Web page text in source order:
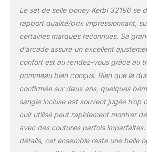
comprenant
tapis de
paire
de selle
avantageux
selle de
qualité et
convient
aux
soucieux
rapport
Le set de selle poney Kerbl 32196 se
rapport qualité/prix impressionnant,
certaines marques reconnues. Sa
d’arcade assure un excellent
confort est au rendez-vous grâce au
pommeau bien conçus. Bien que la
confirmée sur deux ans, quelques
sangle incluse est souvent jugée trop
cuir utilisé peut rapidement montrer
avec des coutures parfois
détails, cet ensemble reste une belle